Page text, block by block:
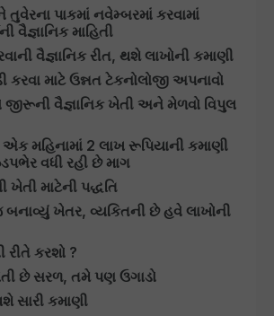
પાકમાં નવેમ્બરમાં કરવામાં
વૈજ્ઞાનિક માહિતી
વૈજ્ઞાનિક રીત, થશે લાખોની કમાણી
કરવા માટે ઉન્નત ટેકનોલોજી અપનાવો
વૈજ્ઞાનિક ખેતી અને મેળવો વિપુલ
મહિનામાં 2 લાખ રૂપિયાની કમાણી
વધી રહી છે માગ
ખેતી માટેની પદ્ધતિ
બનાવ્યું ખેતર, વ્યકિતની છે હવે લાખોની
રીતે કરશો ?
છે સરળ, તમે પણ ઉગાડો
સારી કમાણી